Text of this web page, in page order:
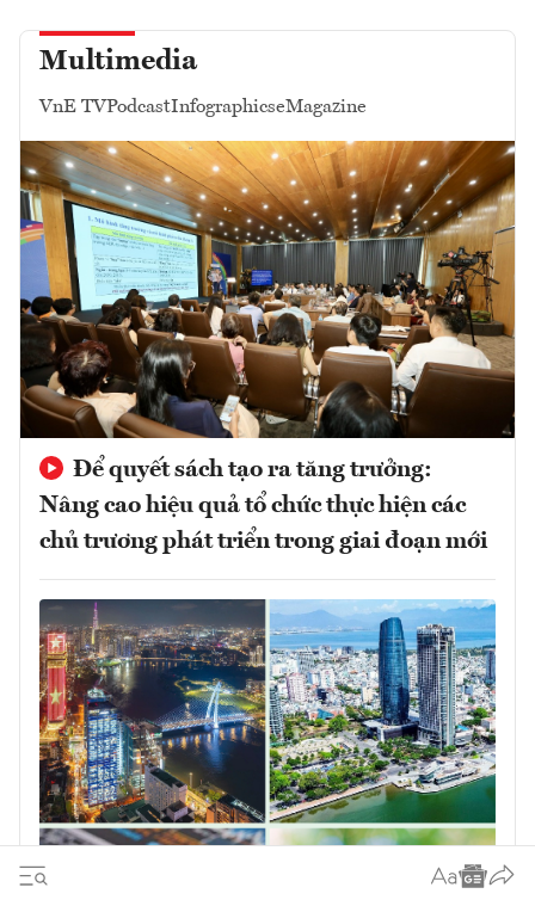
Multimedia
VnE TVPodcastInfographicseMagazine
Để quyết sách tạo ra tăng trưởng:
Nâng cao hiệu quả tổ chức thực hiện các
chủ trương phát triển trong giai đoạn mới